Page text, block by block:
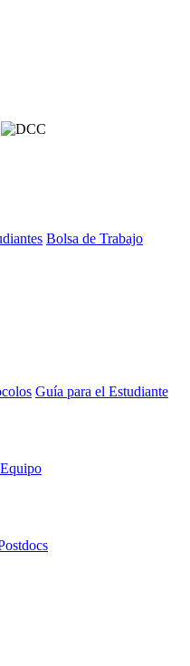
Bolsa de Trabajo
Guía para el Estudiante
Equipo